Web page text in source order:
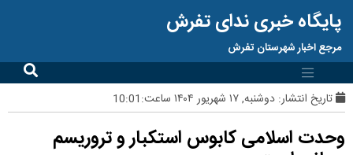
پایگاه خبری ندای تفرش
مرجع اخبار شهرستان تفرش
تاریخ انتشار: دوشنبه, ۱۷ شهریور ۱۴۰۴ ساعت:10:01
وحدت اسلامی کابوس استکبار و تروریسم